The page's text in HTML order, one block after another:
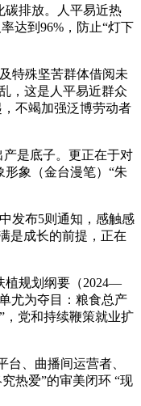
排放。人平易近热
达到96%，防止“灯下
特殊坚苦群体借阅未
，这是人平易近群众
不竭加强泛博劳动者
是底子。更正在于对
象（金台漫笔）“朱
发布5则通知，感触感
是成长的前提，正在
植规划纲要（2024—
尤为夺目：粮食总产
，党和持续鞭策就业扩
、曲播间运营者、
热爱”的审美闭环 “现